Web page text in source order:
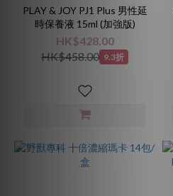
PLAY & JOY PJ1 Plus 男性延
時保養液 15ml (加強版)
HK$428.00
HK$458.00 9.3折